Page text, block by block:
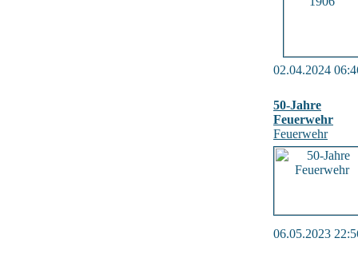
02.04.2024
50-Jahre
Feuerwehr
Feuerwehr
06.05.2023